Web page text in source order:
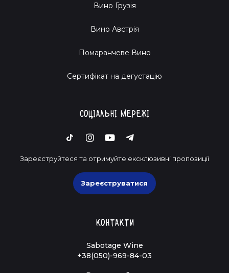
Вино Грузія
Вино Австрія
Помаранчеве Вино
Cертифікат на дегустацію
Соціальні мережі
Зареєструйтеся та отримуйте ексклюзивні пропозиції
Зареєструватися
Контакти
Sabotage Wine
+38(050)-969-84-03